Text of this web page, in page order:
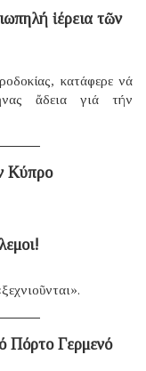
ἱέρεια τῶν
κατάφερε νά
ἄδεια γιά τήν
Κύπρο
Πόρτο Γερμενό